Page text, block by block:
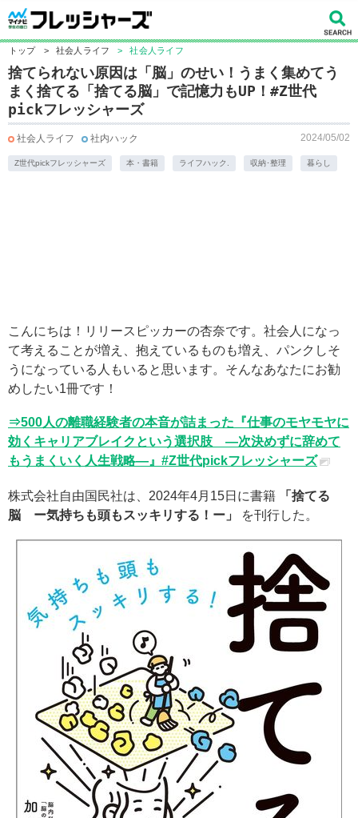
トップ > 社会人ライフ > 社会人ライフ
捨てられない原因は「脳」のせい！うまく集めてう
まく捨てる「捨てる脳」で記憶力もUP！#Z世代
pickフレッシャーズ
社会人ライフ 社内ハック 2024/05/02
Z世代pickフレッシャーズ 本・書籍 ライフハック. 収納･整理 暮らし
こんにちは！リリースピッカーの杏奈です。社会人になっ
て考えることが増え、抱えているものも増え、パンクしそ
うになっている人もいると思います。そんなあなたにお勧
めしたい1冊です！
⇒500人の離職経験者の本音が詰まった『仕事のモヤモヤに
効くキャリアブレイクという選択肢 ―次決めずに辞めて
もうまくいく人生戦略―』#Z世代pickフレッシャーズ
株式会社自由国民社は、2024年4月15日に書籍
「捨てる
脳 ー気持ちも頭もスッキリする！ー」
を刊行した。